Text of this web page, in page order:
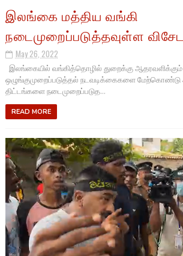
இலங்கை மத்திய வங்கி
நடைமுறைப்படுத்தவுள்ள
May 26, 2022
இலங்கையில் வங்கித்தொழில் துறைக்கு
ஒழுங்குமுறைப்படுத்தல் நடவடிக்கைகளை மேற்கொண்டு
திட்டங்களை நடைமுறைப்படுத...
READ MORE